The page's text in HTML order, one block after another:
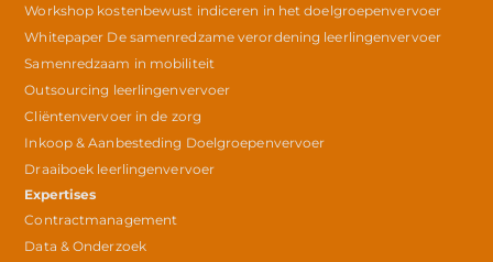
Workshop kostenbewust indiceren in het doelgroepenvervoer
Whitepaper De samenredzame verordening leerlingenvervoer
Samenredzaam in mobiliteit
Outsourcing leerlingenvervoer
Cliëntenvervoer in de zorg
Inkoop & Aanbesteding Doelgroepenvervoer
Draaiboek leerlingenvervoer
Expertises
Contractmanagement
Data & Onderzoek